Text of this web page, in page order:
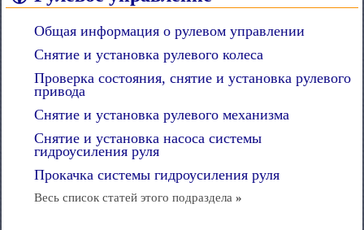
Общая информация о рулевом управлении
Снятие и установка рулевого колеса
Проверка состояния, снятие и установка рулевого
привода
Снятие и установка рулевого механизма
Снятие и установка насоса системы
гидроусиления руля
Прокачка системы гидроусиления руля
Весь список статей этого подраздела »